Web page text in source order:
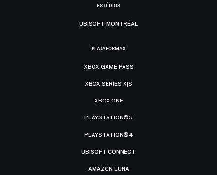
ESTÚDIOS
UBISOFT MONTRÉAL
PLATAFORMAS
XBOX GAME PASS
XBOX SERIES X|S
XBOX ONE
PLAYSTATION®5
PLAYSTATION®4
UBISOFT CONNECT
AMAZON LUNA